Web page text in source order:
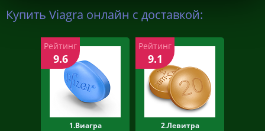
Купить Viagra онлайн с доставкой:
1.Виагра
Рейтинг
9.6
2.Левитра
Рейтинг
9.1